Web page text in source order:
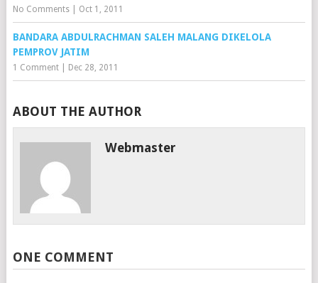
No Comments| Oct 1, 2011
BANDARA ABDULRACHMAN SALEH MALANG DIKELOLA
PEMPROV JATIM
1 Comment| Dec 28, 2011
ABOUT THE AUTHOR
Webmaster
ONE COMMENT